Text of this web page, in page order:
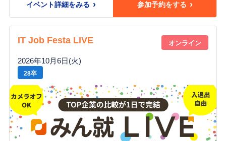
イベント詳細をみる 参加予約をする
IT Job Festa LIVE オンライン
2026年10月6日(火)
28卒